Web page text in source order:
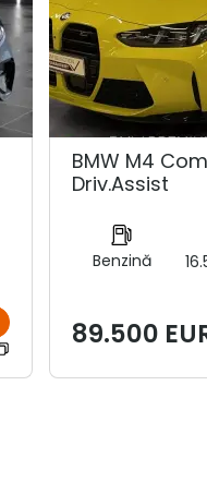
BMW M4
Driv.Assist
Benzină
89.500